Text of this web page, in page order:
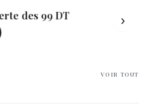
des 99 DT ›
VOIR TOUT